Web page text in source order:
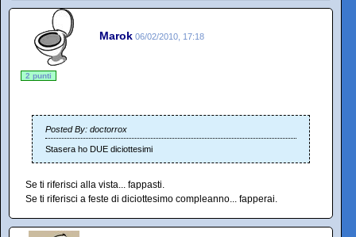
Marok 06/02/2010, 17:18
2 punti
Posted By: doctorrox
Stasera ho DUE diciottesimi
Se ti riferisci alla vista... fappasti.
Se ti riferisci a feste di diciottesimo compleanno... fapperai.